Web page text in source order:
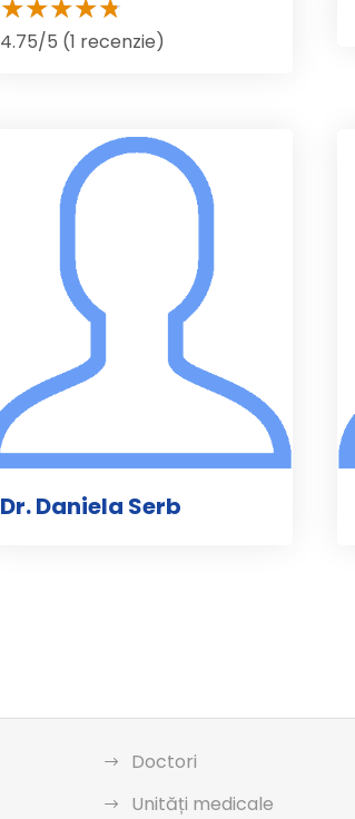
4.75/5 (1 recenzie)
Dr. Daniela Serb
Doctori
Unități medicale